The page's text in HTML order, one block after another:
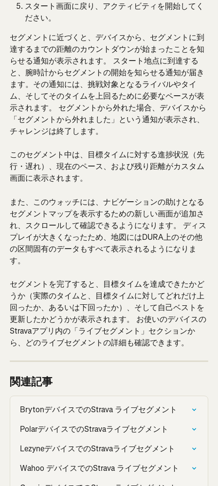
スタート画面に戻り、アクティビティを開始してく
ださい。
セグメントに近づくと、デバイスから、セグメントに到
達するまでの距離のカウントダウンが始まったことを知
らせる通知が表示されます。 スタート地点に到達する
と、腕時計からセグメントの開始を知らせる通知が届き
ます。その通知には、挑戦対象となるライバルやタイ
ム、そしてそのタイムを上回るために必要なペースが表
示されます。 セグメントから外れた場合、デバイスから
「セグメントから外れました」という通知が表示され、
チャレンジは終了します。
このセグメント中は、目標タイムに対する進捗状況（先
行・遅れ）、現在のペース、および残り距離がカスタム
画面に表示されます。
また、このウォッチには、ナビゲーションの助けとなる
セグメントマップを表示するための新しい画面が追加さ
れ、スクロールして確認できるようになります。 ディス
プレイが大きくなったため、地図にはDURA上のその他
の区間固有のデータもすべて表示されるようになりま
す。
セグメントを完了すると、目標タイムを達成できたかど
うか（実際のタイムと、目標タイムに対してどれだけ上
回ったか、あるいは下回ったか）、そして自己ベストを
更新したかどうかが表示されます。 お使いのデバイスの
Stravaアプリ内の「ライブセグメント」セクションか
ら、どのライブセグメントの詳細も確認できます。
関連記事
BrytonデバイスでのStrava ライブセグメント
PolarデバイスでのStravaライブセグメント
LezyneデバイスでのStravaライブセグメント
Wahoo デバイスでのStrava ライブセグメント